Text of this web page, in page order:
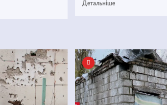
Детальніше